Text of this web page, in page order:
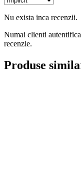
Nu exista inca recenzii.
Numai clienti
recenzie.
Produse